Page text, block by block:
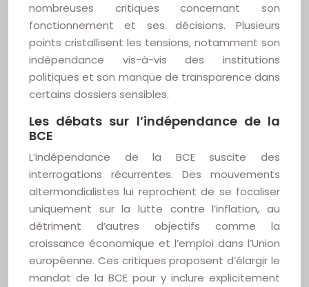
nombreuses critiques concernant son
fonctionnement et ses décisions. Plusieurs
points cristallisent les tensions, notamment son
indépendance vis-à-vis des institutions
politiques et son manque de transparence dans
certains dossiers sensibles.
Les débats sur l’indépendance de la
BCE
L’indépendance de la BCE suscite des
interrogations récurrentes. Des mouvements
altermondialistes lui reprochent de se focaliser
uniquement sur la lutte contre l’inflation, au
détriment d’autres objectifs comme la
croissance économique et l’emploi dans l’Union
européenne. Ces critiques proposent d’élargir le
mandat de la BCE pour y inclure explicitement